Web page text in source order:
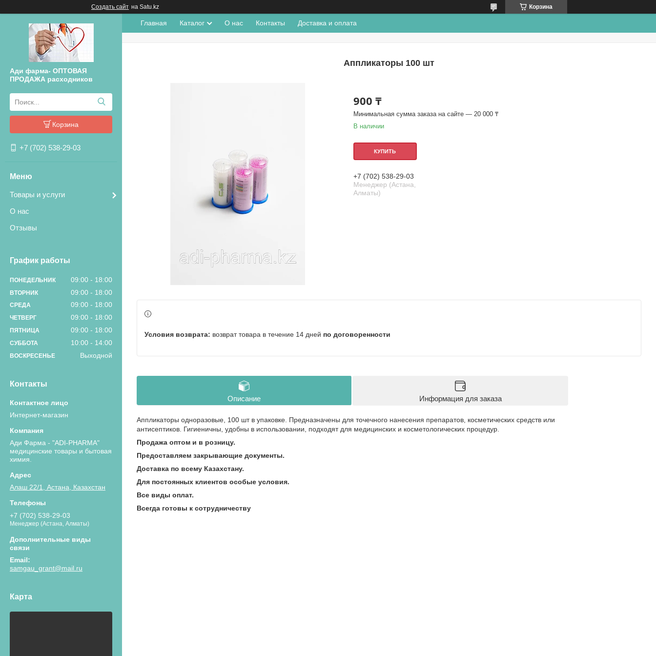
Создать сайт на Satu.kz Корзина
Ади фарма- ОПТОВАЯ
ПРОДАЖА расходников
Корзина
+7 (702) 538-29-03
Товары и услуги
О нас
Отзывы
График работы
ПОНЕДЕЛЬНИК 09:00 18:00
ВТОРНИК 09:00 18:00
СРЕДА 09:00 18:00
ЧЕТВЕРГ 09:00 18:00
ПЯТНИЦА 09:00 18:00
СУББОТА 10:00 14:00
ВОСКРЕСЕНЬЕ Выходной
Контакты
Интернет-магазин
Ади Фарма - "ADI-PHARMA"
медицинские товары и бытовая
химия.
Алаш 22/1, Астана, Казахстан
+7 (702) 538-29-03
Менеджер (Астана, Алматы)
samgau_grant@mail.ru
Карта
Главная Каталог О нас Контакты Доставка и оплата
Аппликаторы 100 шт
900 ₸
Минимальная сумма заказа на сайте — 20 000 ₸
В наличии
КУПИТЬ
+7 (702) 538-29-03
Менеджер (Астана,
Алматы)
возврат товара в течение 14 дней по договоренности
Описание Информация для заказа
Аппликаторы одноразовые, 100 шт в упаковке. Предназначены для точечного нанесения препаратов, косметических средств или
антисептиков. Гигиеничны, удобны в использовании, подходят для медицинских и косметологических процедур.
Продажа оптом и в розницу.
Предоставляем закрывающие документы.
Доставка по всему Казахстану.
Для постоянных клиентов особые условия.
Все виды оплат.
Всегда готовы к сотрудничеству